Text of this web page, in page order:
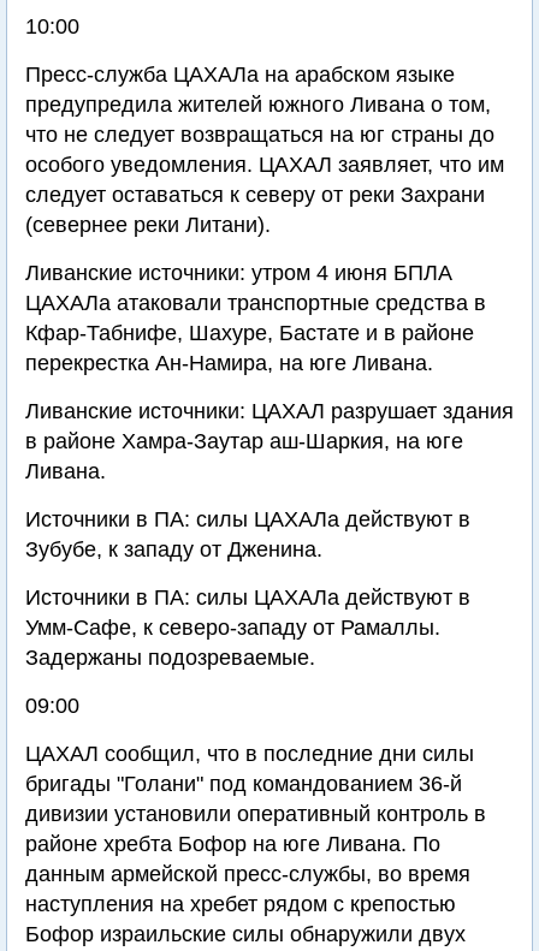
10:00
Пресс-служба ЦАХАЛа на арабском языке
предупредила жителей южного Ливана о том,
что не следует возвращаться на юг страны до
особого уведомления. ЦАХАЛ заявляет, что им
следует оставаться к северу от реки Захрани
(севернее реки Литани).
Ливанские источники: утром 4 июня БПЛА
ЦАХАЛа атаковали транспортные средства в
Кфар-Табнифе, Шахуре, Бастате и в районе
перекрестка Ан-Намира, на юге Ливана.
Ливанские источники: ЦАХАЛ разрушает здания
в районе Хамра-Заутар аш-Шаркия, на юге
Ливана.
Источники в ПА: силы ЦАХАЛа действуют в
Зубубе, к западу от Дженина.
Источники в ПА: силы ЦАХАЛа действуют в
Умм-Сафе, к северо-западу от Рамаллы.
Задержаны подозреваемые.
09:00
ЦАХАЛ сообщил, что в последние дни силы
бригады "Голани" под командованием 36-й
дивизии установили оперативный контроль в
районе хребта Бофор на юге Ливана. По
данным армейской пресс-службы, во время
наступления на хребет рядом с крепостью
Бофор израильские силы обнаружили двух